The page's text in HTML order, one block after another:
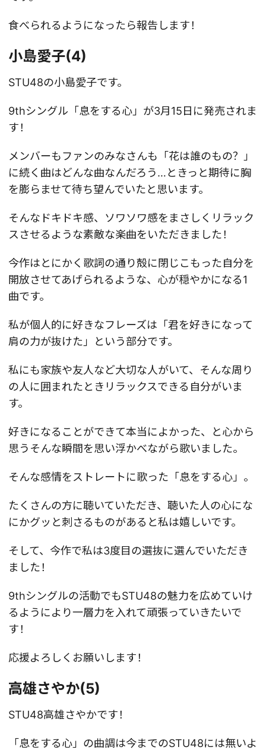
食べられるようになったら報告します！
小島愛子(4)
STU48の小島愛子です。
9thシングル「息をする心」が3月15日に発売されま
す！
メンバーもファンのみなさんも「花は誰のもの？」
に続く曲はどんな曲なんだろう…ときっと期待に胸
を膨らませて待ち望んでいたと思います。
そんなドキドキ感、ソワソワ感をまさしくリラック
スさせるような素敵な楽曲をいただきました！
今作はとにかく歌詞の通り殻に閉じこもった自分を
開放させてあげられるような、心が穏やかになる1
曲です。
私が個人的に好きなフレーズは「君を好きになって
肩の力が抜けた」という部分です。
私にも家族や友人など大切な人がいて、そんな周り
の人に囲まれたときリラックスできる自分がいま
す。
好きになることができて本当によかった、と心から
思うそんな瞬間を思い浮かべながら歌いました。
そんな感情をストレートに歌った「息をする心」。
たくさんの方に聴いていただき、聴いた人の心にな
にかグッと刺さるものがあると私は嬉しいです。
そして、今作で私は3度目の選抜に選んでいただき
ました！
9thシングルの活動でもSTU48の魅力を広めていけ
るようにより一層力を入れて頑張っていきたいで
す！
応援よろしくお願いします！
高雄さやか(5)
STU48高雄さやかです！
「息をする心」の曲調は今までのSTU48には無いよ